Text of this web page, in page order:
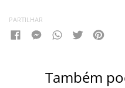
PARTILHAR
Também